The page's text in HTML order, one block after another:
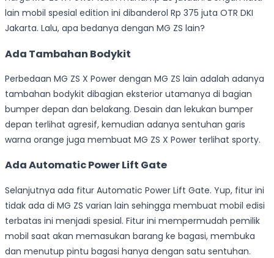
lain mobil spesial edition ini dibanderol Rp 375 juta OTR DKI
Jakarta. Lalu, apa bedanya dengan MG ZS lain?
Ada Tambahan Bodykit
Perbedaan MG ZS X Power dengan MG ZS lain adalah adanya
tambahan bodykit dibagian eksterior utamanya di bagian
bumper depan dan belakang. Desain dan lekukan bumper
depan terlihat agresif, kemudian adanya sentuhan garis
warna orange juga membuat MG ZS X Power terlihat sporty.
Ada Automatic Power Lift Gate
Selanjutnya ada fitur Automatic Power Lift Gate. Yup, fitur ini
tidak ada di MG ZS varian lain sehingga membuat mobil edisi
terbatas ini menjadi spesial. Fitur ini mempermudah pemilik
mobil saat akan memasukan barang ke bagasi, membuka
dan menutup pintu bagasi hanya dengan satu sentuhan.